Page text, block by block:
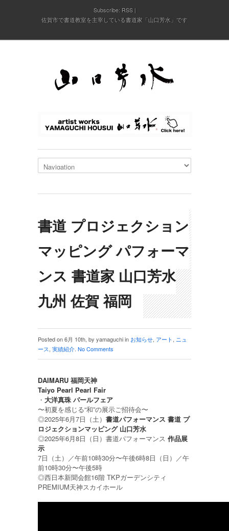
Subscribe: RSS
佐賀市で書道教室を主宰している書道家「山口芳水」です
書道 プロジェクション
マッピング パフォーマ
ンス 書道家 山口芳水
九州 佐賀 福岡
Posted on 6月 10th, by yamaguchi in お知らせ, アート, ニュ
ース, 実績紹介. No Comments
DAIMARU 福岡天神
Taiyo Pearl Pearl Fair
・ 大洋真珠 パールフェア
〜初夏を感じる“和”の展示ご招待会〜
◎2025年6月7日（土） 書道パフォーマンス 書道 プ
ロジェクションマッピング 山口芳水
◎2025年6月8日（日）書道パフォーマンス 作品展
示
7日（土）／午前10時30分〜午後6時8日（日）／午
前10時30分〜午後5時
◎西日本新聞会館16階 TKPガーデンシティ
PREMIUM天神スカイホール